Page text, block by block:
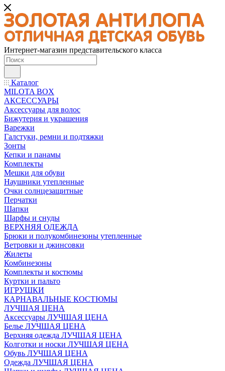
Интернет-магазин представительского класса
Каталог
MILOTA BOX
АКСЕССУАРЫ
Аксессуары для волос
Бижутерия и украшения
Варежки
Галстуки, ремни и подтяжки
Зонты
Кепки и панамы
Комплекты
Мешки для обуви
Наушники утепленные
Очки солнцезащитные
Перчатки
Шапки
Шарфы и снуды
ВЕРХНЯЯ ОДЕЖДА
Брюки и полукомбинезоны утепленные
Ветровки и джинсовки
Жилеты
Комбинезоны
Комплекты и костюмы
Куртки и пальто
ИГРУШКИ
КАРНАВАЛЬНЫЕ КОСТЮМЫ
ЛУЧШАЯ ЦЕНА
Аксессуары ЛУЧШАЯ ЦЕНА
Белье ЛУЧШАЯ ЦЕНА
Верхняя одежда ЛУЧШАЯ ЦЕНА
Колготки и носки ЛУЧШАЯ ЦЕНА
Обувь ЛУЧШАЯ ЦЕНА
Одежда ЛУЧШАЯ ЦЕНА